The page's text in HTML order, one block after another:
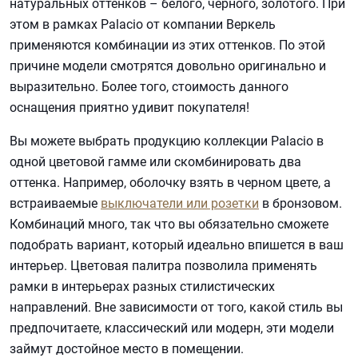
натуральных оттенков – белого, черного, золотого. При
этом в рамках Palacio от компании Веркель
применяются комбинации из этих оттенков. По этой
причине модели смотрятся довольно оригинально и
выразительно. Более того, стоимость данного
оснащения приятно удивит покупателя!
Вы можете выбрать продукцию коллекции Palacio в
одной цветовой гамме или скомбинировать два
оттенка. Например, оболочку взять в черном цвете, а
встраиваемые выключатели или розетки в бронзовом.
Комбинаций много, так что вы обязательно сможете
подобрать вариант, который идеально впишется в ваш
интерьер. Цветовая палитра позволила применять
рамки в интерьерах разных стилистических
направлений. Вне зависимости от того, какой стиль вы
предпочитаете, классический или модерн, эти модели
займут достойное место в помещении.